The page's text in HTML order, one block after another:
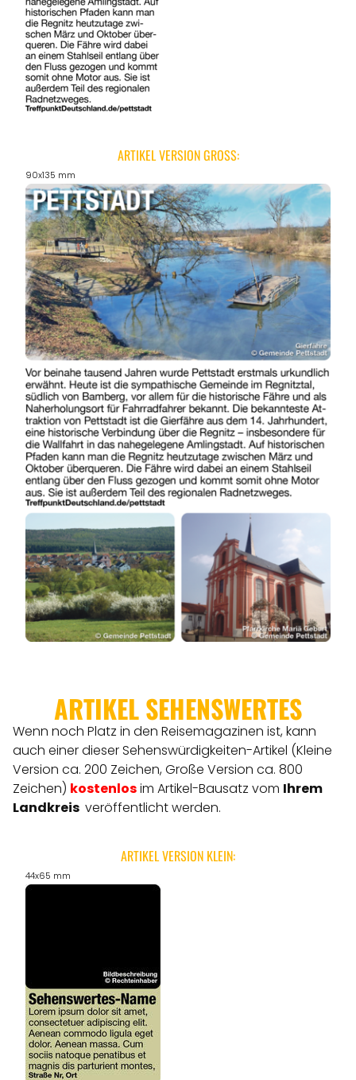
ARTIKEL VERSION GROSS:
90x135 mm
ARTIKEL SEHENSWERTES
Wenn noch Platz in den Reisemagazinen ist, kann
auch einer dieser Sehenswürdigkeiten-Artikel (Kleine
Version ca. 200 Zeichen, Große Version ca. 800
Zeichen) kostenlosim Artikel-Bausatz vom Ihrem
Landkreis veröffentlicht werden.
ARTIKEL VERSION KLEIN:
44x65 mm